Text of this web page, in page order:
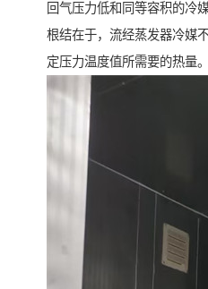
回气压力低和同等容积的冷
根结在于，流经蒸发器冷媒
定压力温度值所需要的热量。